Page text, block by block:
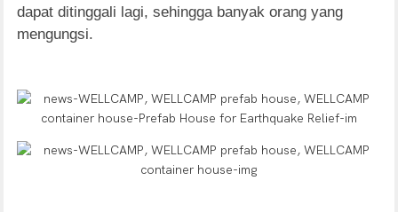
dapat ditinggali lagi, sehingga banyak orang yang
mengungsi.